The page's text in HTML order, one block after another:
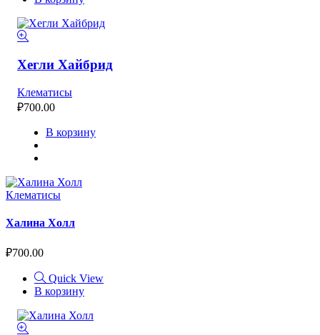
Хегли Хайбрид
Клематисы
₽700.00
В корзину
Клематисы
Халина Холл
₽700.00
Quick View
В корзину